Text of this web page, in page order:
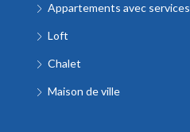
Appartements avec services
Loft
Chalet
Maison de ville